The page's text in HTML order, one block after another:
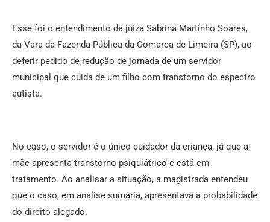
Esse foi o entendimento da juíza Sabrina Martinho Soares,
da Vara da Fazenda Pública da Comarca de Limeira (SP), ao
deferir pedido de redução de jornada de um servidor
municipal que cuida de um filho com transtorno do espectro
autista.
No caso, o servidor é o único cuidador da criança, já que a
mãe apresenta transtorno psiquiátrico e está em
tratamento. Ao analisar a situação, a magistrada entendeu
que o caso, em análise sumária, apresentava a probabilidade
do direito alegado.